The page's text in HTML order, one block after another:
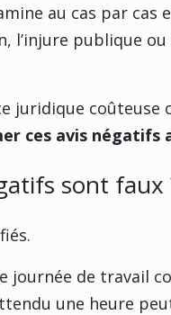
au cas par cas
publique
juridique coûteuse
ces avis négatifs
sont faux
journée de travail
une heure